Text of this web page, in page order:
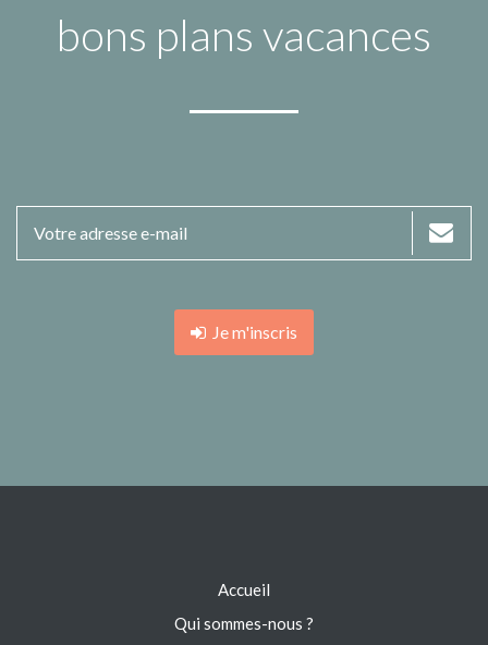
bons plans vacances
Je m'inscris
Accueil
Qui sommes-nous ?